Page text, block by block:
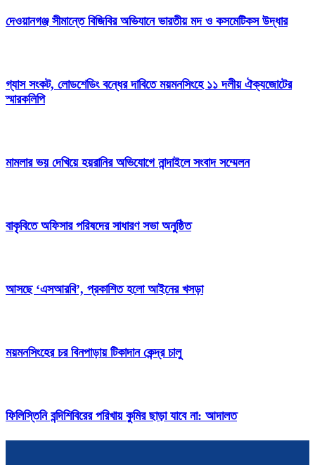
দেওয়ানগঞ্জ সীমান্তে বিজিবির অভিযানে ভারতীয় মদ ও কসমেটিকস উদ্ধার
গ্যাস সংকট, লোডশেডিং বন্ধের দাবিতে ময়মনসিংহে ১১ দলীয় ঐক্যজোটের
স্মারকলিপি
মামলার ভয় দেখিয়ে হয়রানির অভিযোগে নান্দাইলে সংবাদ সম্মেলন
বাকৃবিতে অফিসার পরিষদের সাধারণ সভা অনুষ্ঠিত
আসছে ‘এসআরবি’, প্রকাশিত হলো আইনের খসড়া
ময়মনসিংহের চর বিনপাড়ায় টিকাদান কেন্দ্র চালু
ফিলিস্তিনি বন্দিশিবিরের পরিখায় কুমির ছাড়া যাবে না: আদালত